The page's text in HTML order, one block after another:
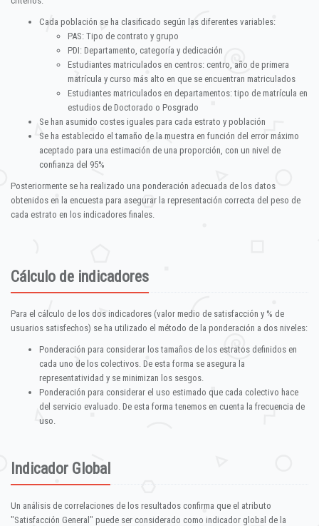
Cada población se ha clasificado según las diferentes variables:
PAS: Tipo de contrato y grupo
PDI: Departamento, categoría y dedicación
Estudiantes matriculados en centros: centro, año de primera
matrícula y curso más alto en que se encuentran matriculados
Estudiantes matriculados en departamentos: tipo de matrícula en
estudios de Doctorado o Posgrado
Se han asumido costes iguales para cada estrato y población
Se ha establecido el tamaño de la muestra en función del error máximo
aceptado para una estimación de una proporción, con un nivel de
confianza del 95%
Posteriormente se ha realizado una ponderación adecuada de los datos
obtenidos en la encuesta para asegurar la representación correcta del peso de
cada estrato en los indicadores finales.
Cálculo de indicadores
Para el cálculo de los dos indicadores (valor medio de satisfacción y % de
usuarios satisfechos) se ha utilizado el método de la ponderación a dos niveles:
Ponderación para considerar los tamaños de los estratos definidos en
cada uno de los colectivos. De esta forma se asegura la
representatividad y se minimizan los sesgos.
Ponderación para considerar el uso estimado que cada colectivo hace
del servicio evaluado. De esta forma tenemos en cuenta la frecuencia de
uso.
Indicador Global
Un análisis de correlaciones de los resultados confirma que el atributo
"Satisfacción General" puede ser considerado como indicador global de la